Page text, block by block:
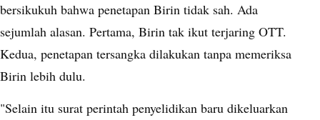
bersikukuh bahwa penetapan Birin tidak sah. Ada
sejumlah alasan. Pertama, Birin tak ikut terjaring OTT.
Kedua, penetapan tersangka dilakukan tanpa memeriksa
Birin lebih dulu.
"Selain itu surat perintah penyelidikan baru dikeluarkan